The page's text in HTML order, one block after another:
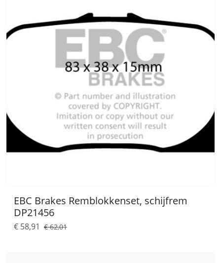
EBC Brakes Remblokkenset, schijfrem
DP21456
€ 58,91 € 62,01